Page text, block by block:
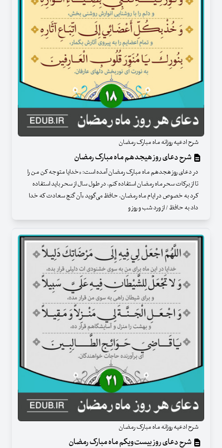
شرح ادعیه روزانه ماه مبارک رمضان
شرح دعای روز هیجدهم ماه مبارک رمضان
در دعای روز هجدهم ماه مبارک رمضان آمده است: «خدایا متوجه کن من را
تا از برکات سحر ماه رمضان استفاده کنم، در طول سال از سحر باید استفاده
کرد به خصوص در ایام ماه رمضان. حافظ می‌گوید «آن گنج سعادت که خدا
داد به حافظ / از ورد شب و روز و
شرح ادعیه روزانه ماه مبارک رمضان
شرح دعای روز بیست‌ویکم ماه مبارک رمضان